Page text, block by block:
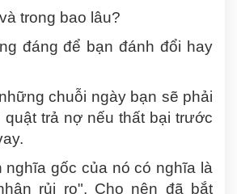
trong bao lâu?
đáng để bạn đánh đổi hay
chuỗi ngày bạn sẽ phải
trả nợ nếu thất bại trước
nghĩa gốc của nó có nghĩa là
rủi ro". Cho nên đã bắt